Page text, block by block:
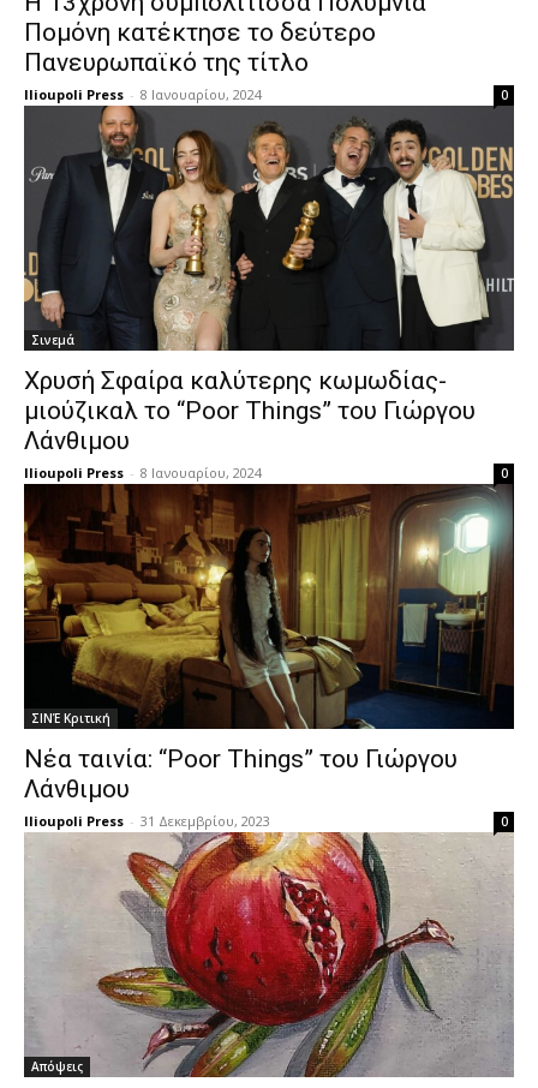
Πομόνη κατέκτησε το δεύτερο
Πανευρωπαϊκό της τίτλο
Ilioupoli Press - 8 Ιανουαρίου, 2024 0
Σινεμά
Χρυσή Σφαίρα καλύτερης κωμωδίας-
μιούζικαλ το “Poor Things” του Γιώργου
Λάνθιμου
Ilioupoli Press - 8 Ιανουαρίου, 2024 0
ΣΙΝΈ Κριτική
Νέα ταινία: “Poor Things” του Γιώργου
Λάνθιμου
Ilioupoli Press - 31 Δεκεμβρίου, 2023 0
Απόψεις